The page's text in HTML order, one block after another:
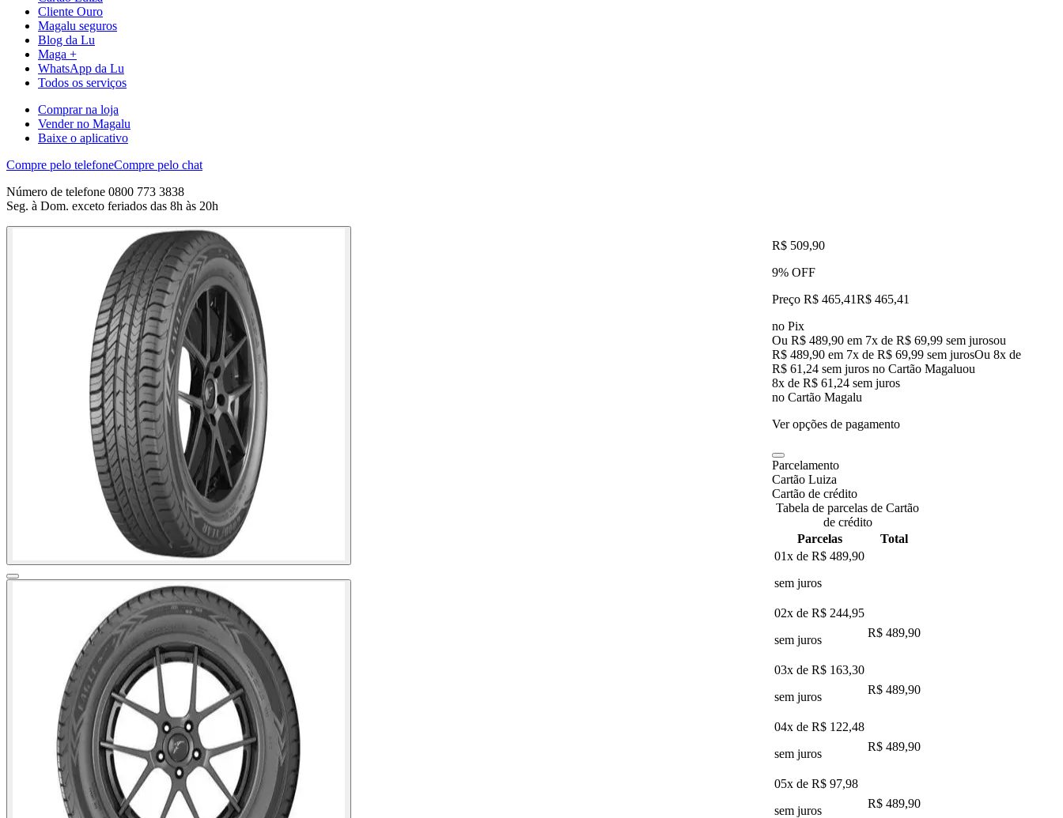
Cliente Ouro
Magalu seguros
Blog da Lu
Maga +
WhatsApp da Lu
Todos os serviços
Comprar na loja
Vender no Magalu
Baixe o aplicativo
Compre pelo telefoneCompre pelo chat
Número de telefone 0800 773 3838
Seg. à Dom. exceto feriados das 8h às 20h
R$ 509,90
9% OFF
Preço R$ 465,41R$ 465,41
no Pix
Ou R$ 489,90 em 7x de R$ 69,99 sem jurosou
R$ 489,90 em 7x de R$ 69,99 sem jurosOu 8x de
R$ 61,24 sem juros no Cartão Magaluou
8x de R$ 61,24 sem juros
no Cartão Magalu
Ver opções de pagamento
Parcelamento
Cartão Luiza
Cartão de crédito
Tabela de parcelas de Cartão
de crédito
Parcelas
Total
01x de R$ 489,90
sem juros
02x de R$ 244,95
sem juros
R$ 489,90
03x de R$ 163,30
sem juros
R$ 489,90
04x de R$ 122,48
sem juros
R$ 489,90
05x de R$ 97,98
sem juros
R$ 489,90